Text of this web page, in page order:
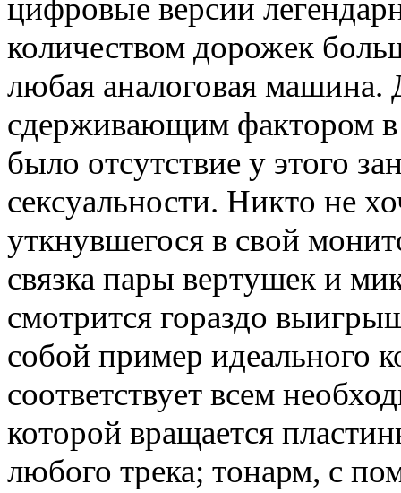
цифровые версии
количеством дорожек
любая аналоговая
сдерживающим фактором в
было отсутствие у этого
сексуальности. Никто не
уткнувшегося в свой
связка пары вертушек и
смотрится гораздо
собой пример идеального
соответствует всем
которой вращается
любого трека; тонарм, с